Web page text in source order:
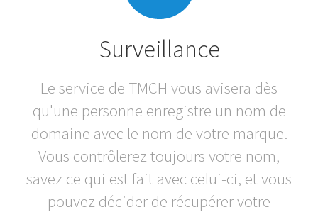
Surveillance
Le service de TMCH vous avisera dès
qu'une personne enregistre un nom de
domaine avec le nom de votre marque.
Vous contrôlerez toujours votre nom,
savez ce qui est fait avec celui-ci, et vous
pouvez décider de récupérer votre